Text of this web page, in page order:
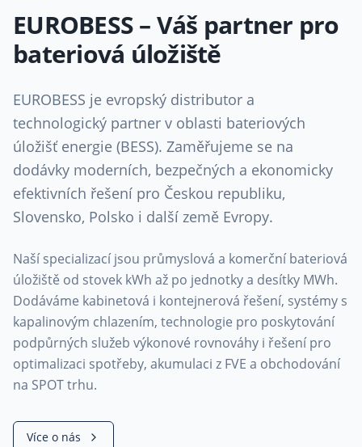
EUROBESS – Váš partner pro
bateriová úložiště
EUROBESS je evropský distributor a
technologický partner v oblasti bateriových
úložišť energie (BESS). Zaměřujeme se na
dodávky moderních, bezpečných a ekonomicky
efektivních řešení pro Českou republiku,
Slovensko, Polsko i další země Evropy.
Naší specializací jsou průmyslová a komerční bateriová
úložiště od stovek kWh až po jednotky a desítky MWh.
Dodáváme kabinetová i kontejnerová řešení, systémy s
kapalinovým chlazením, technologie pro poskytování
podpůrných služeb výkonové rovnováhy i řešení pro
optimalizaci spotřeby, akumulaci z FVE a obchodování
na SPOT trhu.
Více o nás